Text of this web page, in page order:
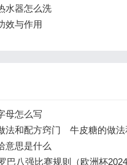
水器怎么洗
效与作用
母怎么写
法和配方窍门 牛皮糖的做法
意思是什么
巴八强比赛规则（欧洲杯